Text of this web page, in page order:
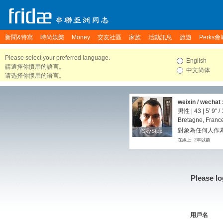
新聞&特寫 時尚娛樂 Money 交友社區 家族 活動訊息 旅遊 Perks會
Please select your preferred language.
請選擇你慣用的語言。
请选择你惯用的语言。
English
中文简体
SkyStep
SkyStep
weixin / wechat
男性 | 43 | 5' 9" /
Bretagne,
對象為任何人作
在線上: 2年以前
Please
用戶名